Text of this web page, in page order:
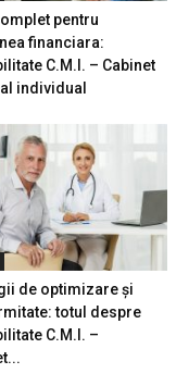
pentru
financiara:
C.M.I. – Cabinet
individual
de optimizare și
totul despre
C.M.I. –